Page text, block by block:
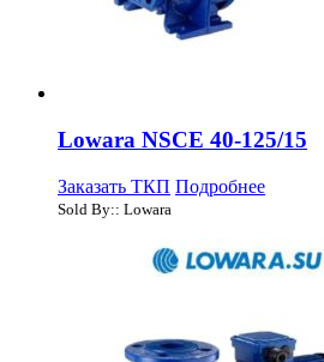
Lowara NSCE 40-125/15
Заказать ТКП Подробнее
Sold By:: Lowara